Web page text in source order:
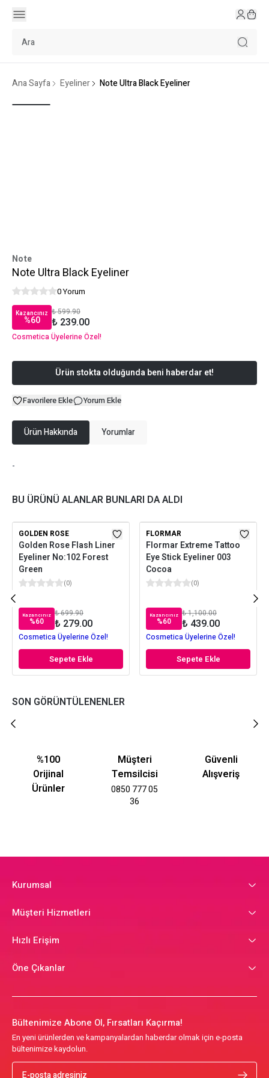
Ana Sayfa Eyeliner Note Ultra Black Eyeliner
Note
Note Ultra Black Eyeliner
0 Yorum
Kazancınız
%60
₺ 599.90
₺ 239.00
Cosmetica Üyelerine Özel!
Ürün stokta olduğunda beni haberdar et!
Favorilere Ekle Yorum Ekle
Ürün Hakkında Yorumlar
-
BU ÜRÜNÜ ALANLAR BUNLARI DA ALDI
GOLDEN ROSE
Golden Rose Flash Liner
Eyeliner No:102 Forest
Green
(0)
Kazancınız
%60
₺ 699.90
₺ 279.00
Cosmetica Üyelerine Özel!
Sepete Ekle
FLORMAR
Flormar Extreme Tattoo
Eye Stick Eyeliner 003
Cocoa
(0)
Kazancınız
%60
₺ 1,100.00
₺ 439.00
Cosmetica Üyelerine Özel!
Sepete Ekle
SON GÖRÜNTÜLENENLER
%100
Orijinal
Ürünler
Müşteri
Temsilcisi
0850 777 05
36
Güvenli
Alışveriş
Kurumsal
Müşteri Hizmetleri
Hızlı Erişim
Öne Çıkanlar
Bültenimize Abone Ol, Fırsatları Kaçırma!
En yeni ürünlerden ve kampanyalardan haberdar olmak için e-posta
bültenimize kaydolun.